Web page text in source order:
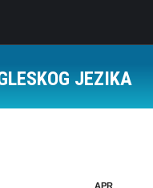
JEZIKA
APR